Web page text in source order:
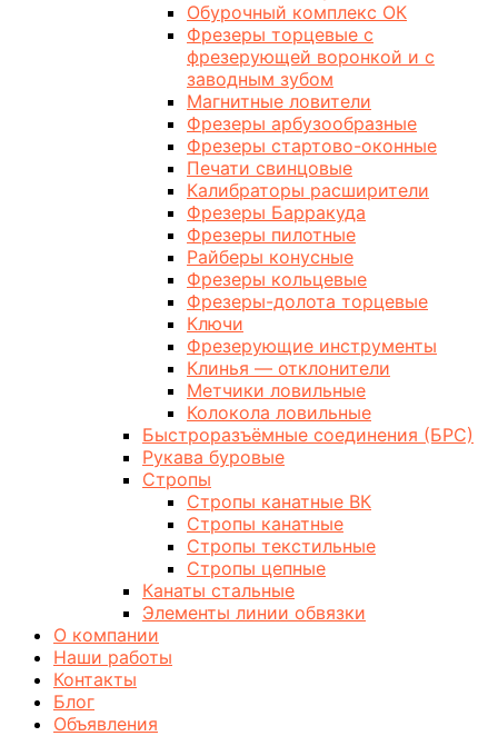
Обурочный комплекс ОК
Фрезеры торцевые с
фрезерующей воронкой и с
заводным зубом
Магнитные ловители
Фрезеры арбузообразные
Фрезеры стартово-оконные
Печати свинцовые
Калибраторы расширители
Фрезеры Барракуда
Фрезеры пилотные
Райберы конусные
Фрезеры кольцевые
Фрезеры-долота торцевые
Ключи
Фрезерующие инструменты
Клинья — отклонители
Метчики ловильные
Колокола ловильные
Быстроразъёмные соединения (БРС)
Рукава буровые
Стропы
Стропы канатные ВК
Стропы канатные
Стропы текстильные
Стропы цепные
Канаты стальные
Элементы линии обвязки
О компании
Наши работы
Контакты
Блог
Объявления